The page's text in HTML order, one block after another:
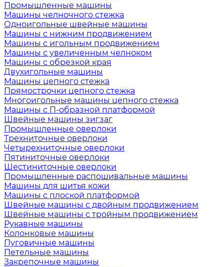
Промышленные машины
Машины челночного стежка
Одноигольные швейные машины
Машины с нижним продвижением
Машины с игольным продвижением
Машины с увеличенным челноком
Машины с обрезкой края
Двухигольные машины
Машины цепного стежка
Прямострочки цепного стежка
Многоигольные машины цепного стежка
Машины с П-образной платформой
Швейные машины зигзаг
Промышленные оверлоки
Трехниточные оверлоки
Четырехниточные оверлоки
Пятиниточные оверлоки
Шестиниточные оверлоки
Промышленные распошивальные машины
Машины для шитья кожи
Машины с плоской платформой
Швейные машины с двойным продвижением
Швейные машины с тройным продвижением
Рукавные машины
Колонковые машины
Пуговичные машины
Петельные машины
Закрепочные машины